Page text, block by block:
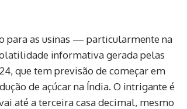
para as usinas — particularmente na
informativa gerada pelas
que tem previsão de começar em
de açúcar na Índia. O intrigante é
até a terceira casa decimal, mesmo